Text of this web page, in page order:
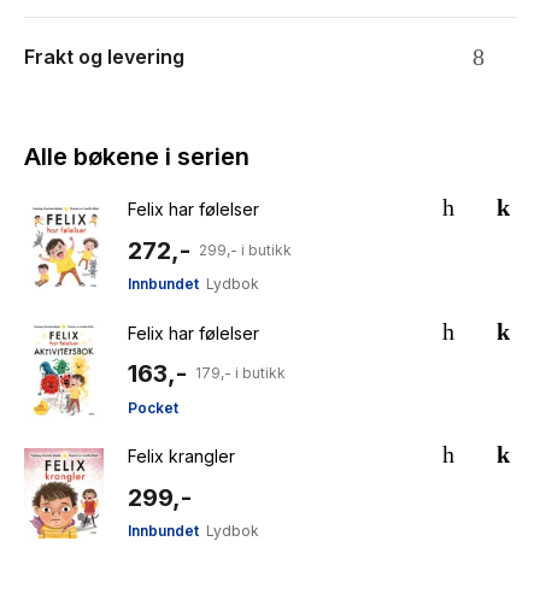
Frakt og levering
Alle bøkene i serien
Felix har følelser
272,- 299,- i butikk
Innbundet Lydbok
Felix har følelser
163,- 179,- i butikk
Pocket
Felix krangler
299,-
Innbundet Lydbok